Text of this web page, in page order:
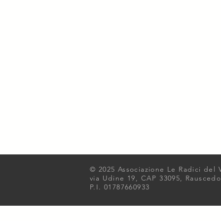
© 2025 Associazione Le Radici del
via Udine 19, CAP 33095,
P.I. 01787660933